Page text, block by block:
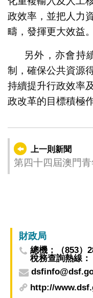
政效率，並把人力
疇，發揮更大效益。
另外，亦會持
制，確保公共資源
持續提升行政效率
政改革的目標積極
上一則新聞
第四十四屆澳門
財政局
總機：（853）
稅務查詢熱線：
http://